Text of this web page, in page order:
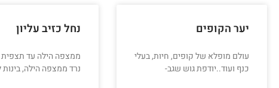
יער הקופים
עולם מופלא של קופים, חיות, בעלי
כנף ועוד..יודפת גוש שגב-
נחל כזיב עליון
ממצפה הילה עד תצפית
נרד ממצפה הילה, בינות